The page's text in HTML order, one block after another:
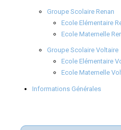
Groupe Scolaire Renan
Ecole Elémentaire
Ecole Maternelle
Groupe Scolaire Voltaire
Ecole Elémentaire
Ecole Maternelle
Informations Générales